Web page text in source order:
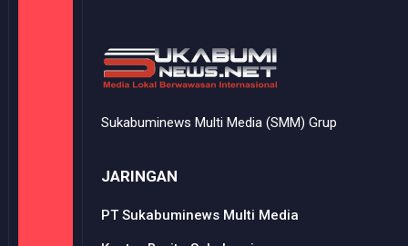
Sukabuminews Multi Media (SMM) Grup
JARINGAN
PT Sukabuminews Multi Media